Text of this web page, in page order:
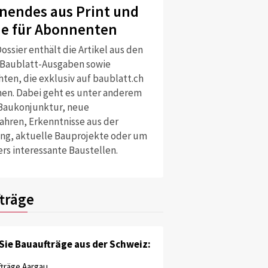
aus Print und
für Abonnenten
enthält die Artikel aus den
Ausgaben sowie
die exklusiv auf baublatt.ch
Dabei geht es unter anderem
neue
Erkenntnisse aus der
aktuelle Bauprojekte oder um
interessante Baustellen.
Bauaufträge aus der Schweiz: